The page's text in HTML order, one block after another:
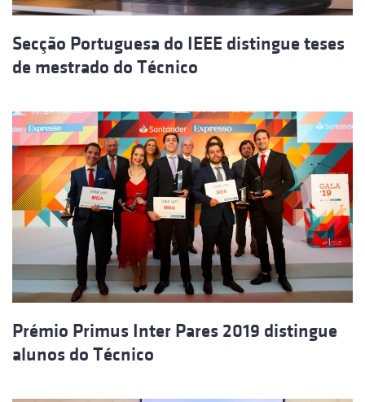
Secção Portuguesa do IEEE distingue teses
de mestrado do Técnico
Prémio Primus Inter Pares 2019 distingue
alunos do Técnico